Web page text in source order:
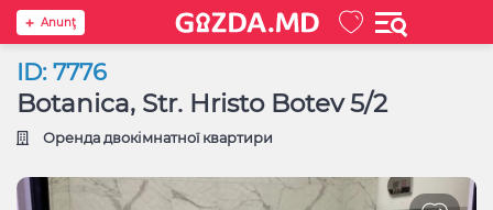
Anunţ
ID: 7776
Botanica, Str. Hristo Botev 5/2
Оренда двокімнатної квартири